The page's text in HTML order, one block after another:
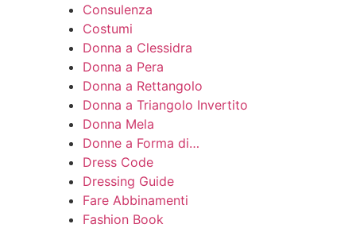
Consulenza
Costumi
Donna a Clessidra
Donna a Pera
Donna a Rettangolo
Donna a Triangolo Invertito
Donna Mela
Donne a Forma di…
Dress Code
Dressing Guide
Fare Abbinamenti
Fashion Book